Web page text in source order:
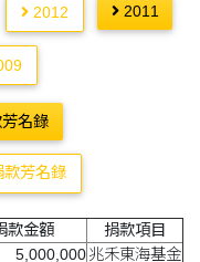
2012 2011
名錄
款芳名錄
款金額
捐款項目
5,000,000兆禾東海基金